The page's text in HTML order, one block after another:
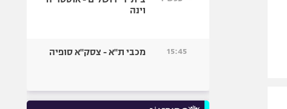
וינה
15:45 מכבי ת"א - צסק"א סופיה